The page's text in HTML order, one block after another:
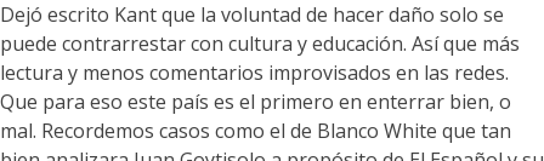
Dejó escrito Kant que la voluntad de hacer daño solo se
puede contrarrestar con cultura y educación. Así que más
lectura y menos comentarios improvisados en las redes.
Que para eso este país es el primero en enterrar bien, o
mal. Recordemos casos como el de Blanco White que tan